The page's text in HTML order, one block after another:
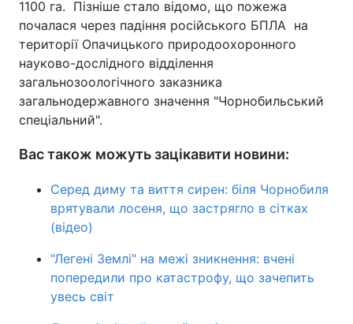
1100 га. Пізніше стало відомо, що пожежа
почалася через падіння російського БПЛА на
території Опачицького природоохоронного
науково-дослідного відділення
загальнозоологічного заказника
загальнодержавного значення "Чорнобильський
спеціальний".
Вас також можуть зацікавити новини:
Серед диму та виття сирен: біля Чорнобиля
врятували лосеня, що застрягло в сітках
(відео)
"Легені Землі" на межі зникнення: вчені
попередили про катастрофу, що зачепить
увесь світ